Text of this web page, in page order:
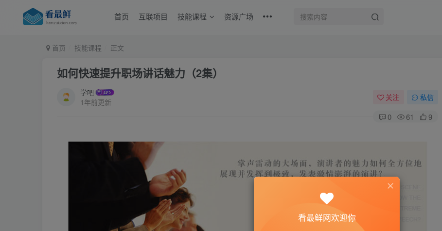
首页 互联项目 技能课程 资源广场
首页 技能课程 正文
如何快速提升职场讲话魅力（2集）
学吧
1年前更新
关注 私信
0 61 9
看最鲜网欢迎你